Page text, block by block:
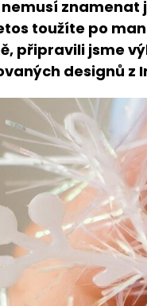
znamenat
toužíte po
připravili jsme
designů z